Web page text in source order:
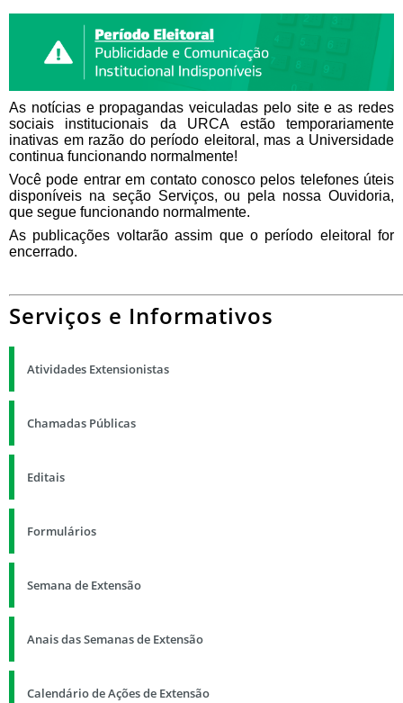
As notícias e propagandas veiculadas pelo site e as redes
sociais institucionais da URCA estão temporariamente
inativas em razão do período eleitoral, mas a Universidade
continua funcionando normalmente!
Você pode entrar em contato conosco pelos telefones úteis
disponíveis na seção Serviços, ou pela nossa Ouvidoria,
que segue funcionando normalmente.
As publicações voltarão assim que o período eleitoral for
encerrado.
Serviços e Informativos
Atividades Extensionistas
Chamadas Públicas
Editais
Formulários
Semana de Extensão
Anais das Semanas de Extensão
Calendário de Ações de Extensão